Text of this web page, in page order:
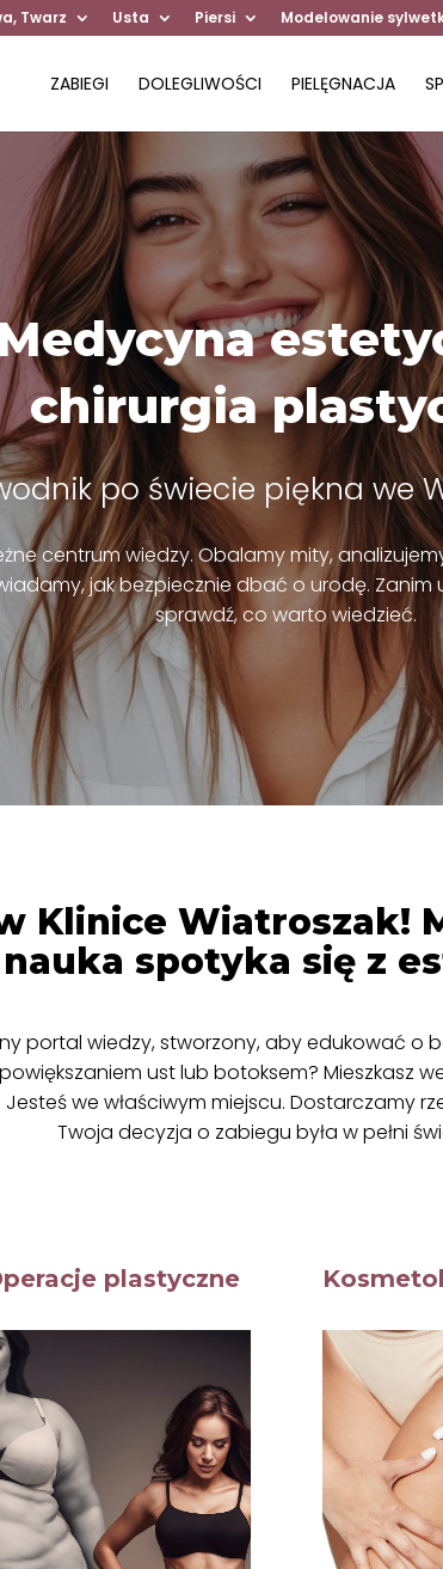
Twarz Usta Piersi Modelowanie
ZABIEGI DOLEGLIWOŚCI PIELĘGNACJA
chirurgia
po świecie piękna we
centrum wiedzy. Obalamy mity,
jak bezpiecznie dbać o urodę. Zanim
sprawdź, co warto wiedzieć.
Klinice Wiatroszak!
nauka spotyka się z
portal wiedzy, stworzony, aby edukować o
ust lub botoksem? Mieszkasz
we właściwym miejscu. Dostarczamy
Twoja decyzja o zabiegu była w pełni
plastyczne